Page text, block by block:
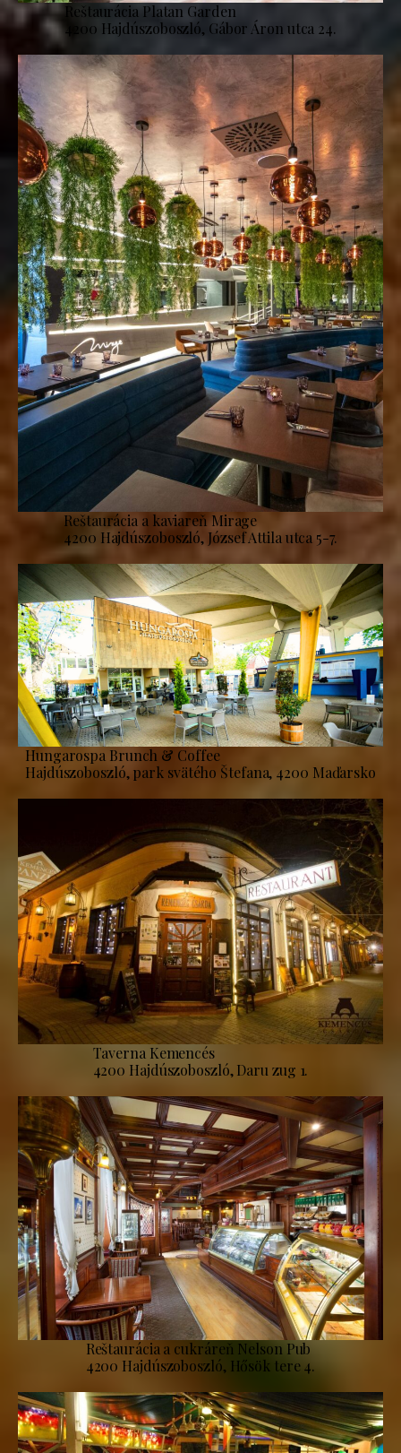
Reštaurácia Platan Garden
4200 Hajdúszoboszló, Gábor Áron utca 24.
Reštaurácia a kaviareň Mirage
4200 Hajdúszoboszló, József Attila utca 5-7.
Hungarospa Brunch & Coffee
Hajdúszoboszló, park svätého Štefana, 4200 Maďarsko
Taverna Kemencés
4200 Hajdúszoboszló, Daru zug 1.
Reštaurácia a cukráreň Nelson Pub
4200 Hajdúszoboszló, Hősök tere 4.